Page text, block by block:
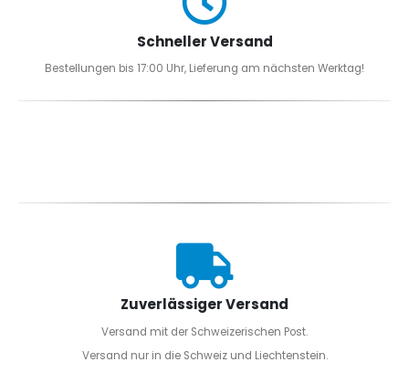
Schneller Versand
Bestellungen bis 17:00 Uhr, Lieferung am nächsten Werktag!
Zuverlässiger Versand
Versand mit der Schweizerischen Post.
Versand nur in die Schweiz und Liechtenstein.